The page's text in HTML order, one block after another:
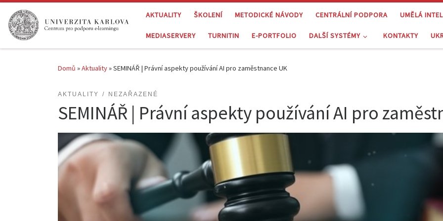
Skip to content AKTUALITY ŠKOLENÍ METODICKÉ NÁVODY CENTRÁLNÍ PODPORA UMĚLÁ
MEDIASERVERY TURNITIN E-PORTFOLIO DALŠÍ SYSTÉMY KONTAKTY
Domů »Aktuality»SEMINÁŘ | Právní aspekty používání AI pro zaměstnance UK
AKTUALITY NEZAŘAZENÉ
SEMINÁŘ | Právní aspekty používání AI pro